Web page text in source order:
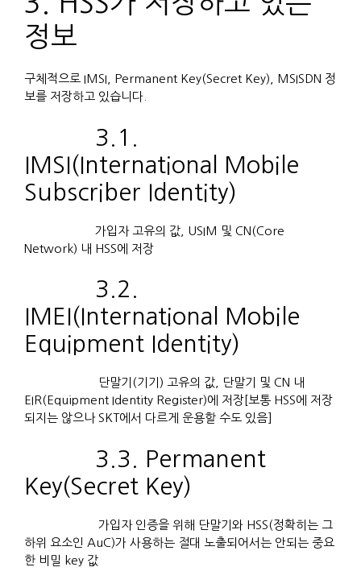
정보
구체적으로 IMSI, Permanent Key(Secret Key), MSISDN 정
보를 저장하고 있습니다.
3.1.
IMSI(International Mobile
Subscriber Identity)
가입자 고유의 값, USIM 및 CN(Core
Network) 내 HSS에 저장
3.2.
IMEI(International Mobile
Equipment Identity)
단말기(기기) 고유의 값, 단말기 및 CN 내
EIR(Equipment Identity Register)에 저장[보통 HSS에 저장
되지는 않으나 SKT에서 다르게 운용할 수도 있음]
3.3. Permanent
Key(Secret Key)
가입자 인증을 위해 단말기와 HSS(정확히는 그
하위 요소인 AuC)가 사용하는 절대 노출되어서는 안되는 중요
한 비밀 key 값